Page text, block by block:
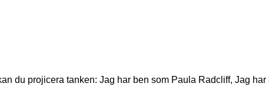
du projicera tanken: Jag har ben som Paula Radcliff, Jag